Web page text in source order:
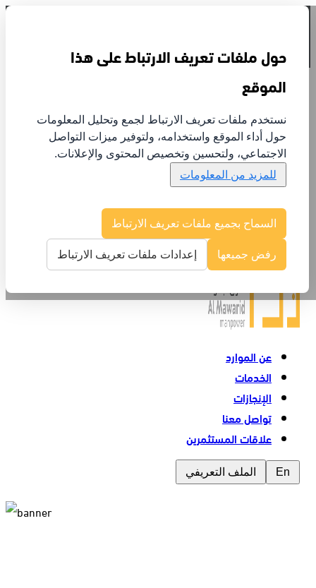
حول ملفات تعريف الارتباط على هذا
الموقع
نستخدم ملفات تعريف الارتباط لجمع وتحليل المعلومات
حول أداء الموقع واستخدامه، ولتوفير ميزات التواصل
الاجتماعي، ولتحسين وتخصيص المحتوى والإعلانات.
للمزيد من المعلومات
السماح بجميع ملفات تعريف الارتباط
رفض جميعها إعدادات ملفات تعريف الارتباط
تسجيل الدخول
عن الموارد
الخدمات
الإنجازات
تواصل معنا
علاقات المستثمرين
عن الموارد
الخدمات
الإنجازات
تواصل معنا
علاقات المستثمرين
En الملف التعريفي